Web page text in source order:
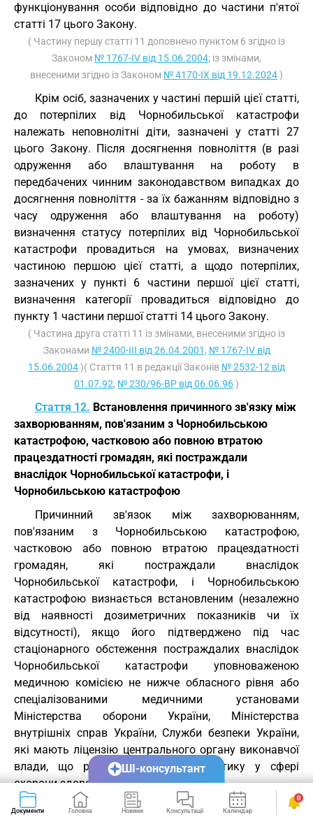
функціонування особи відповідно до частини п'ятої
статті 17 цього Закону.
( Частину першу статті 11 доповнено пунктом 6 згідно із
Законом № 1767-IV від 15.06.2004; із змінами,
внесеними згідно із Законом № 4170-IX від 19.12.2024)
Крім осіб, зазначених у частині першій цієї статті,
до потерпілих від Чорнобильської катастрофи
належать неповнолітні діти, зазначені у статті 27
цього Закону. Після досягнення повноліття (в разі
одруження або влаштування на роботу в
передбачених чинним законодавством випадках до
досягнення повноліття - за їх бажанням відповідно з
часу одруження або влаштування на роботу)
визначення статусу потерпілих від Чорнобильської
катастрофи провадиться на умовах, визначених
частиною першою цієї статті, а щодо потерпілих,
зазначених у пункті 6 частини першої цієї статті,
визначення категорії провадиться відповідно до
пункту 1 частини першої статті 14 цього Закону.
( Частина друга статті 11 із змінами, внесеними згідно із
Законами № 2400-III від 26.04.2001 , № 1767-IV від
15.06.2004)( Стаття 11 в редакції Законів № 2532-12 від
01.07.92, № 230/96-ВР від 06.06.96)
Стаття 12. Встановлення причинного зв'язку між
захворюванням, пов'язаним з Чорнобильською
катастрофою, частковою або повною втратою
працездатності громадян, які постраждали
внаслідок Чорнобильської катастрофи, і
Чорнобильською катастрофою
Причинний зв'язок між захворюванням,
пов'язаним з Чорнобильською катастрофою,
частковою або повною втратою працездатності
громадян, які постраждали внаслідок
Чорнобильської катастрофи, і Чорнобильською
катастрофою визнається встановленим (незалежно
від наявності дозиметричних показників чи їх
відсутності), якщо його підтверджено під час
стаціонарного обстеження постраждалих внаслідок
Чорнобильської катастрофи уповноваженою
медичною комісією не нижче обласного рівня або
спеціалізованими медичними установами
Міністерства оборони України, Міністерства
внутрішніх справ України, Служби безпеки України,
які мають ліцензію центрального органу виконавчої
влади, що реалізує державну політику у сфері
охорони здоров'я.
( Частина перша статті 12 із змінами, внесеними згідно
№ 5459-VI від 16.10.2012 )
Документи Головна Новини Консультації Календар Сервіси
0
ШІ-консультант